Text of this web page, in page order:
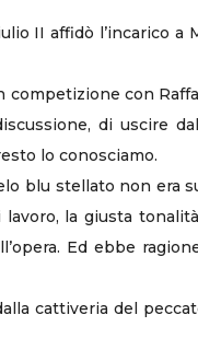
II affidò l’incarico
con
di uscire
lo conosciamo.
blu stellato non era
la giusta
Ed ebbe
cattiveria del